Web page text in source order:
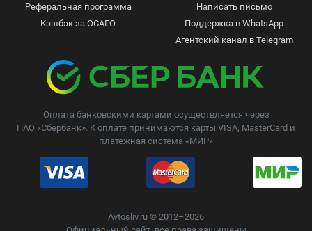
Реферальная программа
Кэшбэк за ОСАГО
Написать письмо
Поддержка в WhatsApp
Агентский канал в Telegram
Оплата банковскими картами осуществляется через
ПАО «Сбербанк». К оплате принимаются карты VISA, MasterCard и
платежная система «МИР»
Avtosliv.ru © 2012–2026